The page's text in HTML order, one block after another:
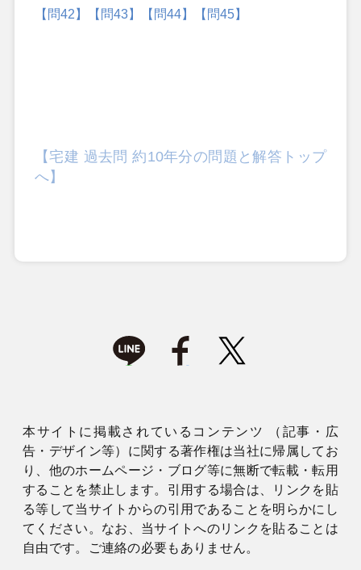
【問42】
【問43】 【問44】 【問45】
【宅建 過去問 約10年分の問題と解答トップ
へ】
本サイトに掲載されているコンテンツ （記事・広
告・デザイン等）に関する著作権は当社に帰属してお
り、他のホームページ・ブログ等に無断で転載・転用
することを禁止します。引用する場合は、リンクを貼
る等して当サイトからの引用であることを明らかにし
てください。なお、当サイトへのリンクを貼ることは
自由です。ご連絡の必要もありません。